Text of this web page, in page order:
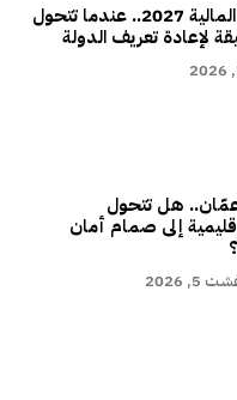
مشروع قانون المالية 2027.. عندما تتحول
لإعادة تعريف الدولة
عمّان.. هل تتحول
إلى صمام أمان
5, 2026